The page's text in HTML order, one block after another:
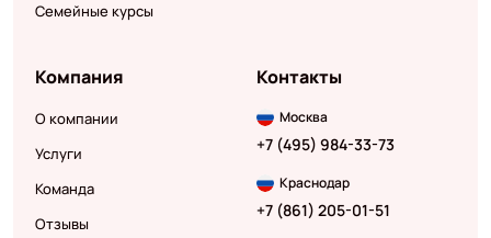
Семейные курсы
Компания
О компании
Услуги
Команда
Отзывы
Контакты
Москва
+7 (495) 984-33-73
Краснодар
+7 (861) 205-01-51